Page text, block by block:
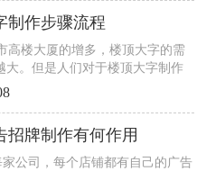
制作步骤流程
楼大厦的增多，楼顶大字的需
大。但是人们对于楼顶大字制作
招牌制作有何作用
公司，每个店铺都有自己的广告